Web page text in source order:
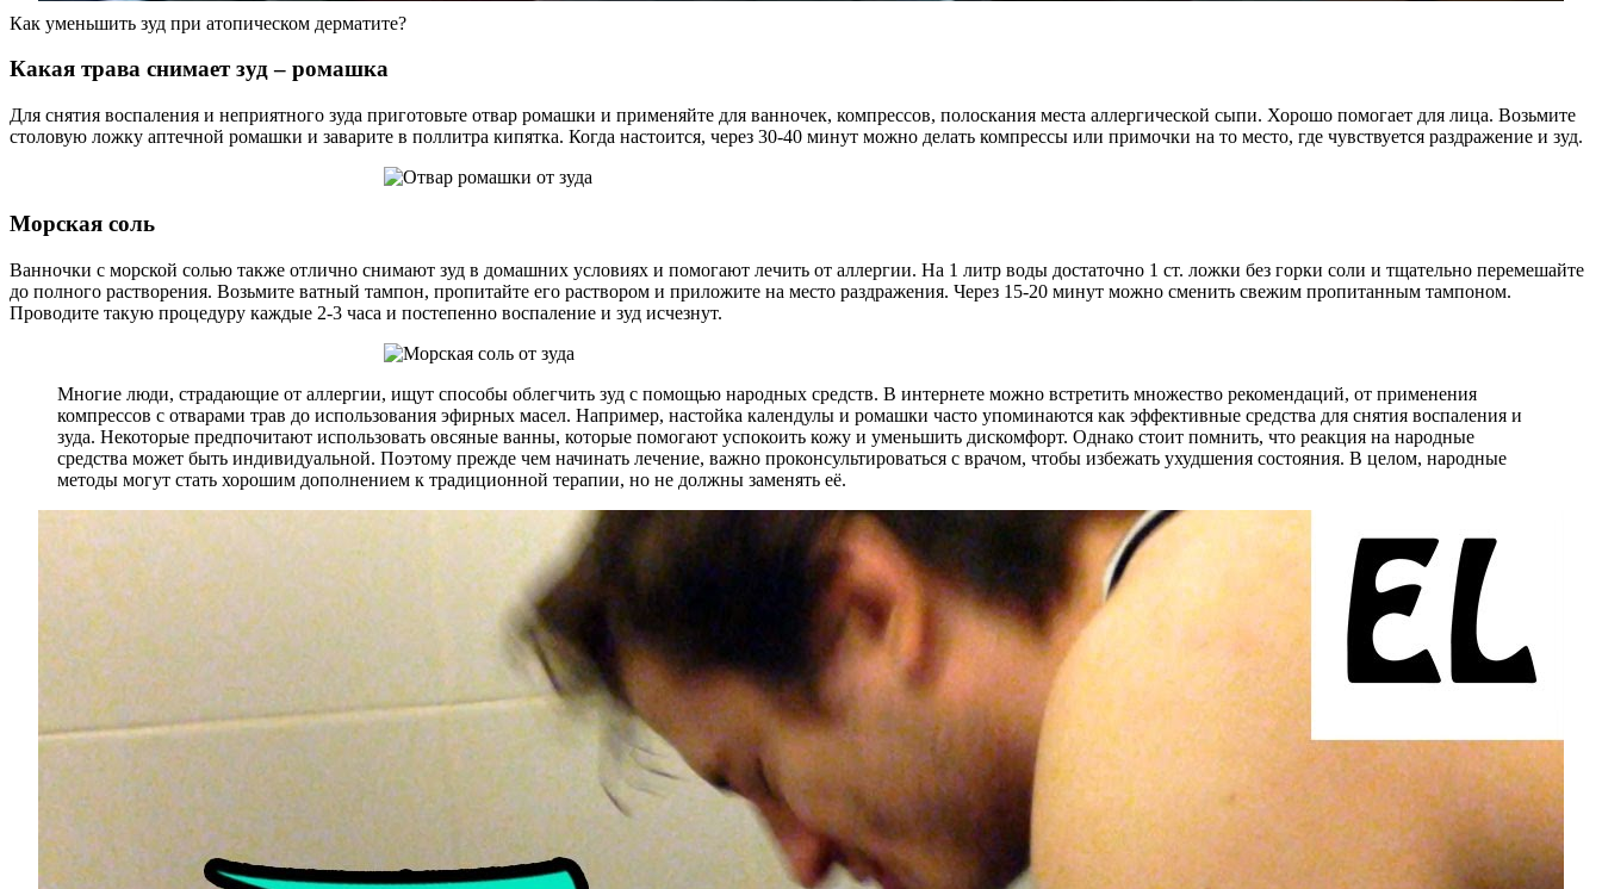
Как уменьшить зуд при атопическом дерматите?
Какая трава снимает зуд – ромашка
Для снятия воспаления и неприятного зуда приготовьте отвар ромашки и применяйте для ванночек, компрессов, полоскания места аллергической сыпи. Хорошо помогает для лица. Возьмите
столовую ложку аптечной ромашки и заварите в поллитра кипятка. Когда настоится, через 30-40 минут можно делать компрессы или примочки на то место, где чувствуется раздражение и зуд.
Морская соль
Ванночки с морской солью также отлично снимают зуд в домашних условиях и помогают лечить от аллергии. На 1 литр воды достаточно 1 ст. ложки без горки соли и тщательно перемешайте
до полного растворения. Возьмите ватный тампон, пропитайте его раствором и приложите на место раздражения. Через 15-20 минут можно сменить свежим пропитанным тампоном.
Проводите такую процедуру каждые 2-3 часа и постепенно воспаление и зуд исчезнут.
Многие люди, страдающие от аллергии, ищут способы облегчить зуд с помощью народных средств. В интернете можно встретить множество рекомендаций, от применения
компрессов с отварами трав до использования эфирных масел. Например, настойка календулы и ромашки часто упоминаются как эффективные средства для снятия воспаления и
зуда. Некоторые предпочитают использовать овсяные ванны, которые помогают успокоить кожу и уменьшить дискомфорт. Однако стоит помнить, что реакция на народные
средства может быть индивидуальной. Поэтому прежде чем начинать лечение, важно проконсультироваться с врачом, чтобы избежать ухудшения состояния. В целом, народные
методы могут стать хорошим дополнением к традиционной терапии, но не должны заменять её.